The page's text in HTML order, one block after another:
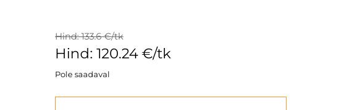
Hind: 133.6 €/tk
Hind: 120.24 €/tk
Pole saadaval